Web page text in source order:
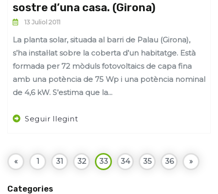
sostre d’una casa. (Girona)
13 Juliol 2011
La planta solar, situada al barri de Palau (Girona),
s’ha instal·lat sobre la coberta d’un habitatge. Està
formada per 72 mòduls fotovoltaics de capa fina
amb una potència de 75 Wp i una potència nominal
de 4,6 kW. S’estima que la...
Seguir llegint
« 1 31 32 33 34 35 36 »
Categories